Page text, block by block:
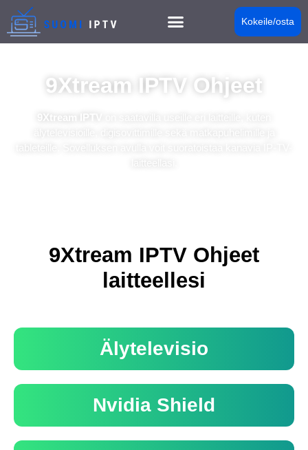
Kokeile/osta
9Xtream IPTV Ohjeet
9Xtream IPTV
9Xtream IPTV Ohjeet
laitteellesi
Älytelevisio
Nvidia Shield